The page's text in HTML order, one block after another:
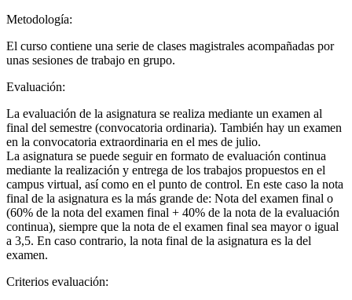
Metodología:
El curso contiene una serie de clases magistrales acompañadas por
unas sesiones de trabajo en grupo.
Evaluación:
La evaluación de la asignatura se realiza mediante un examen al
final del semestre (convocatoria ordinaria). También hay un examen
en la convocatoria extraordinaria en el mes de julio.
La asignatura se puede seguir en formato de evaluación continua
mediante la realización y entrega de los trabajos propuestos en el
campus virtual, así como en el punto de control. En este caso la nota
final de la asignatura es la más grande de: Nota del examen final o
(60% de la nota del examen final + 40% de la nota de la evaluación
continua), siempre que la nota de el examen final sea mayor o igual
a 3,5. En caso contrario, la nota final de la asignatura es la del
examen.
Criterios evaluación: